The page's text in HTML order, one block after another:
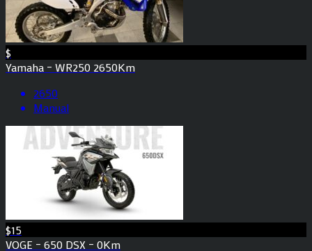
$
Yamaha – WR250 2650Km
2650
Manual
$15
VOGE – 650 DSX – 0Km